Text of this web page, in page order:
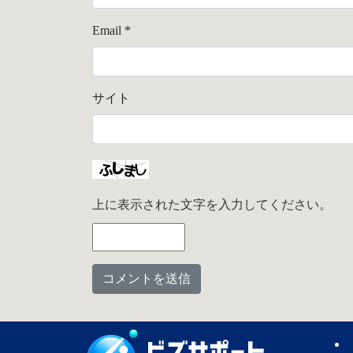
Email *
サイト
上に表示された文字を入力してください。